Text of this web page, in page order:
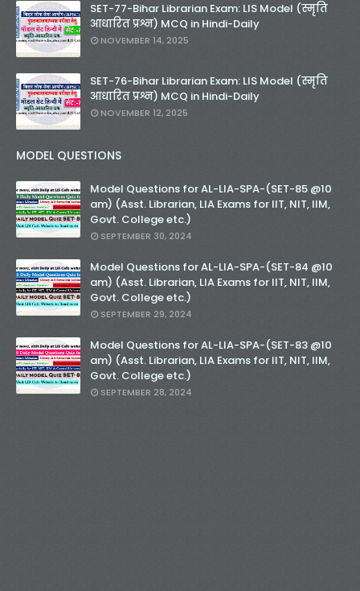
SET-77-Bihar Librarian Exam: LIS Model (स्मृति
आधारित प्रश्न) MCQ in Hindi-Daily
NOVEMBER 14, 2025
SET-76-Bihar Librarian Exam: LIS Model (स्मृति
आधारित प्रश्न) MCQ in Hindi-Daily
NOVEMBER 12, 2025
MODEL QUESTIONS
Model Questions for AL-LIA-SPA-(SET-85 @10
am) (Asst. Librarian, LIA Exams for IIT, NIT, IIM,
Govt. College etc.)
SEPTEMBER 30, 2024
Model Questions for AL-LIA-SPA-(SET-84 @10
am) (Asst. Librarian, LIA Exams for IIT, NIT, IIM,
Govt. College etc.)
SEPTEMBER 29, 2024
Model Questions for AL-LIA-SPA-(SET-83 @10
am) (Asst. Librarian, LIA Exams for IIT, NIT, IIM,
Govt. College etc.)
SEPTEMBER 28, 2024